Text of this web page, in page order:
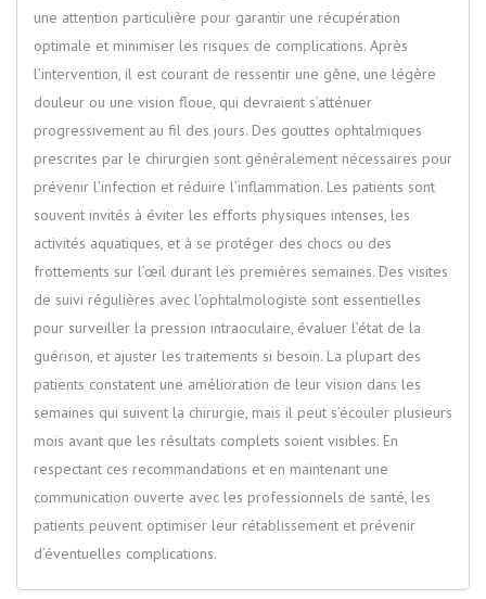
une attention particulière pour garantir une récupération
optimale et minimiser les risques de complications. Après
l’intervention, il est courant de ressentir une gêne, une légère
douleur ou une vision floue, qui devraient s’atténuer
progressivement au fil des jours. Des gouttes ophtalmiques
prescrites par le chirurgien sont généralement nécessaires pour
prévenir l’infection et réduire l’inflammation. Les patients sont
souvent invités à éviter les efforts physiques intenses, les
activités aquatiques, et à se protéger des chocs ou des
frottements sur l’œil durant les premières semaines. Des visites
de suivi régulières avec l’ophtalmologiste sont essentielles
pour surveiller la pression intraoculaire, évaluer l’état de la
guérison, et ajuster les traitements si besoin. La plupart des
patients constatent une amélioration de leur vision dans les
semaines qui suivent la chirurgie, mais il peut s’écouler plusieurs
mois avant que les résultats complets soient visibles. En
respectant ces recommandations et en maintenant une
communication ouverte avec les professionnels de santé, les
patients peuvent optimiser leur rétablissement et prévenir
d’éventuelles complications.